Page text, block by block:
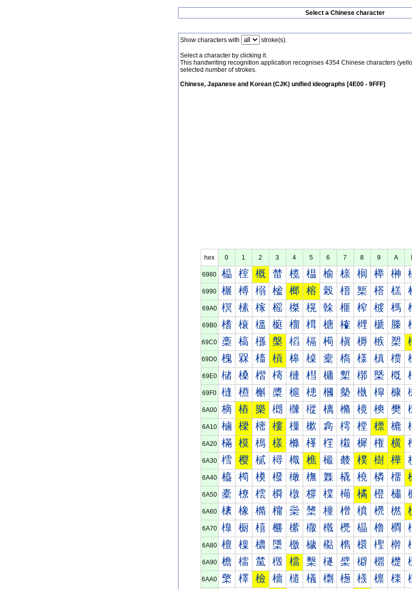
Select a Chinese character
Show characters with stroke(s).
Select a character by clicking it.
This handwriting recognition application recognises 4354 Chinese characters
selected number of strokes.
Chinese, Japanese and Korean (CJK) unified ideographs [4E00 - 9FFF]
hex 0 1 2 3 4 5 6 7 8 9 A
6980 榀 榁 概 榃 榄 榅 榆 榇 榈 榉 榊
6990 榐 榑 榒 榓 榔 榕 榖 榗 榘 榙 榚
69A0 榠 榡 榢 榣 榤 榥 榦 榧 榨 榩 榪
69B0 榰 榱 榲 榳 榴 榵 榶 榷 榸 榹 榺
69C0 槀 槁 槂 槃 槄 槅 槆 槇 槈 槉 槊
69D0 槐 槑 槒 槓 槔 槕 槖 槗 様 槙 槚
69E0 槠 槡 槢 槣 槤 槥 槦 槧 槨 槩 槪
69F0 槰 槱 槲 槳 槴 槵 槶 槷 槸 槹 槺
6A00 樀 樁 樂 樃 樄 樅 樆 樇 樈 樉 樊
6A10 樐 樑 樒 樓 樔 樕 樖 樗 樘 標 樚
6A20 樠 模 樢 樣 樤 樥 樦 樧 樨 権 横
6A30 樰 樱 樲 樳 樴 樵 樶 樷 樸 樹 樺
6A40 橀 橁 橂 橃 橄 橅 橆 橇 橈 橉 橊
6A50 橐 橑 橒 橓 橔 橕 橖 橗 橘 橙 橚
6A60 橠 橡 橢 橣 橤 橥 橦 橧 橨 橩 橪
6A70 橰 橱 橲 橳 橴 橵 橶 橷 橸 橹 橺
6A80 檀 檁 檂 檃 檄 檅 檆 檇 檈 檉 檊
6A90 檐 檑 檒 檓 檔 檕 檖 檗 檘 檙 檚
6AA0 檠 檡 檢 檣 檤 檥 檦 檧 檨 檩 檪